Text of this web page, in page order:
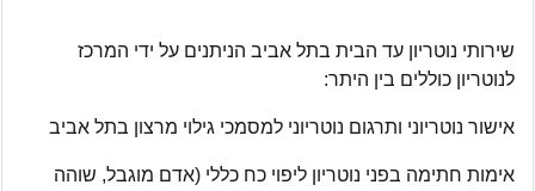
שירותי נוטריון עד הבית בתל אביב הניתנים על ידי המרכז
לנוטריון כוללים בין היתר:
אישור נוטריוני ותרגום נוטריוני למסמכי גילוי מרצון בתל אביב
אימות חתימה בפני נוטריון ליפוי כח כללי (אדם מוגבל, שוהה